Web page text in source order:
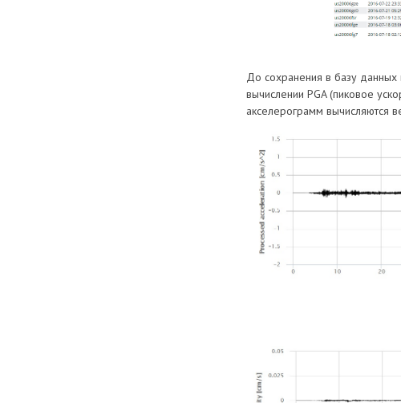
До сохранения в базу данных
вычислении PGA (пиковое
акселерограмм вычисляются